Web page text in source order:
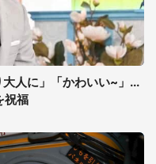
大人に」「かわいい~」...
祝福